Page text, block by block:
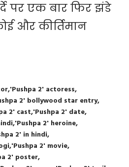
पर एक बार फिर झंडे
और कीर्तिमान
'Pushpa 2' actoress
2' bollywood star entry
2' cast 'Pushpa 2' date
'Pushpa 2' heroine
2' in hindi
'Pushpa 2' movie
2' poster